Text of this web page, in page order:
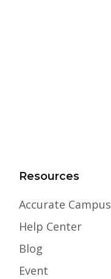
Resources
Accurate Campus
Help Center
Blog
Event